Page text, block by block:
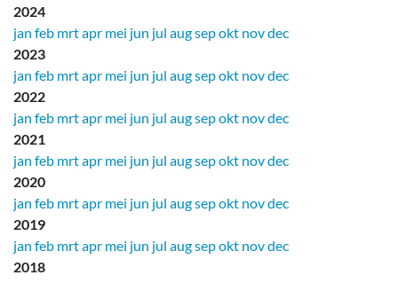
2024
jan feb mrtapr mei jun jul augsepokt novdec
2023
jan feb mrtapr mei jun jul augsepokt novdec
2022
jan feb mrtapr mei jun jul augsepokt novdec
2021
jan feb mrtapr mei jun jul augsepokt novdec
2020
jan feb mrtapr mei jun jul augsepokt novdec
2019
jan feb mrtapr mei jun jul augsepokt novdec
2018